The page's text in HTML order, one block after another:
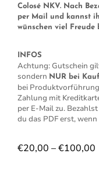
Colosé NKV. Nach
per Mail und kannst
wünschen viel Freude
INFOS
Achtung: Gutschein
sondern NUR bei
bei
Zahlung mit
per E-Mail zu.
du das PDF erst,
€20,00 –€100,00